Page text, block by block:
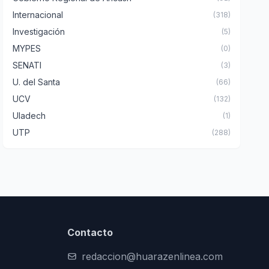
Internacional (318)
Investigación (5)
MYPES (0)
SENATI (3)
U. del Santa (66)
UCV (132)
Uladech (1)
UTP (288)
Contacto
redaccion@huarazenlinea.com